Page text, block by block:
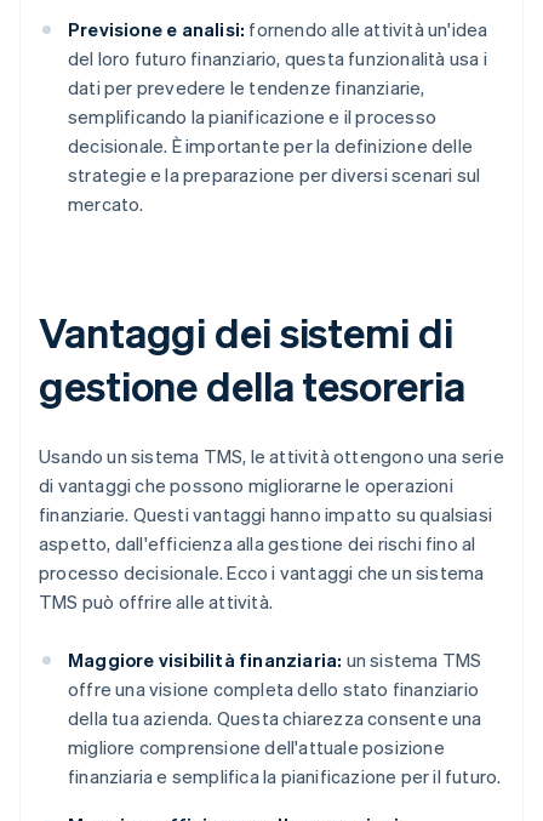
Previsione e analisi: fornendo alle attività un'idea
del loro futuro finanziario, questa funzionalità usa i
dati per prevedere le tendenze finanziarie,
semplificando la pianificazione e il processo
decisionale. È importante per la definizione delle
strategie e la preparazione per diversi scenari sul
mercato.
Vantaggi dei sistemi di
gestione della tesoreria
Usando un sistema TMS, le attività ottengono una serie
di vantaggi che possono migliorarne le operazioni
finanziarie. Questi vantaggi hanno impatto su qualsiasi
aspetto, dall'efficienza alla gestione dei rischi fino al
processo decisionale. Ecco i vantaggi che un sistema
TMS può offrire alle attività.
Maggiore visibilità finanziaria: un sistema TMS
offre una visione completa dello stato finanziario
della tua azienda. Questa chiarezza consente una
migliore comprensione dell'attuale posizione
finanziaria e semplifica la pianificazione per il futuro.